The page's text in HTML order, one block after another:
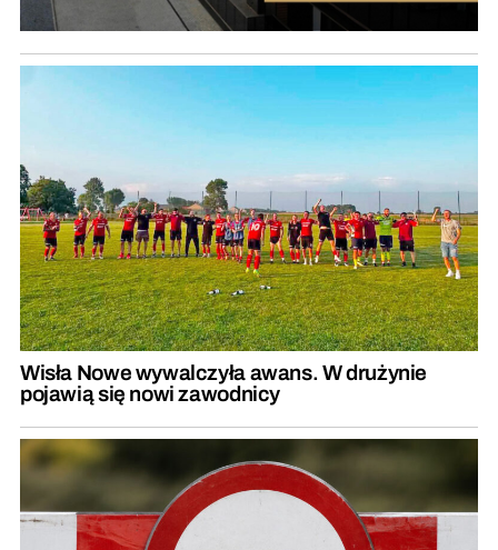
Wisła Nowe wywalczyła awans. W drużynie
pojawią się nowi zawodnicy